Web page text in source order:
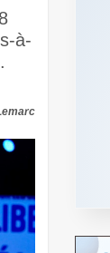
à-